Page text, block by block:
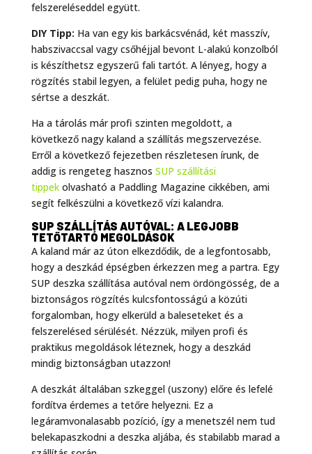
felszereléseddel együtt.
DIY Tipp: Ha van egy kis barkácsvénád, két masszív,
habszivaccsal vagy csőhéjjal bevont L-alakú konzolból
is készíthetsz egyszerű fali tartót. A lényeg, hogy a
rögzítés stabil legyen, a felület pedig puha, hogy ne
sértse a deszkát.
Ha a tárolás már profi szinten megoldott, a
következő nagy kaland a szállítás megszervezése.
Erről a következő fejezetben részletesen írunk, de
addig is rengeteg hasznos SUP szállítási
tippekolvasható a Paddling Magazine cikkében, ami
segít felkészülni a következő vízi kalandra.
SUP SZÁLLÍTÁS AUTÓVAL: A LEGJOBB
TETŐTARTÓ MEGOLDÁSOK
A kaland már az úton elkezdődik, de a legfontosabb,
hogy a deszkád épségben érkezzen meg a partra. Egy
SUP deszka szállítása autóval nem ördöngösség, de a
biztonságos rögzítés kulcsfontosságú a közúti
forgalomban, hogy elkerüld a baleseteket és a
felszerelésed sérülését. Nézzük, milyen profi és
praktikus megoldások léteznek, hogy a deszkád
mindig biztonságban utazzon!
A deszkát általában szkeggel (uszony) előre és lefelé
fordítva érdemes a tetőre helyezni. Ez a
legáramvonalasabb pozíció, így a menetszél nem tud
belekapaszkodni a deszka aljába, és stabilabb marad a